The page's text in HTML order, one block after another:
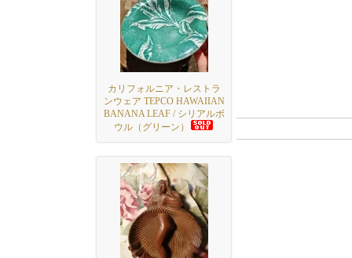
カリフォルニア・レストラ
ンウェア TEPCO HAWAIIAN
BANANA LEAF / シリアルボ
ウル（グリーン）